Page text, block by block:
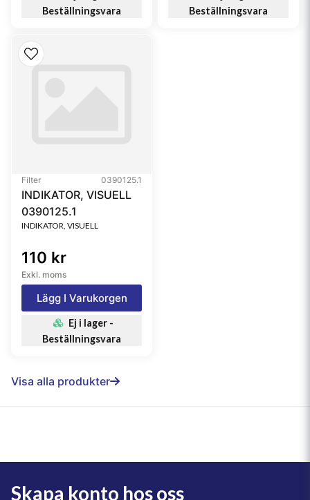
Beställningsvara
Beställningsvara
Filter 0390125.1
INDIKATOR, VISUELL
0390125.1
INDIKATOR, VISUELL
110 kr
Exkl. moms
Lägg I Varukorgen
Ej i lager -
Beställningsvara
Visa alla produkter
Skapa konto hos oss